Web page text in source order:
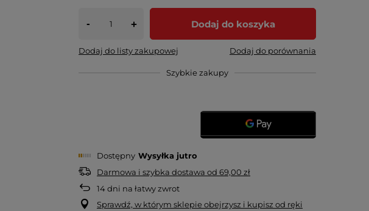
- + Dodaj do koszyka
Dodaj do listy zakupowej Dodaj do porównania
Szybkie zakupy
Dostępny Wysyłka jutro
Darmowa i szybka dostawa od69,00 zł
14dni na łatwy zwrot
Sprawdź, w którym sklepie obejrzysz i kupisz od ręki